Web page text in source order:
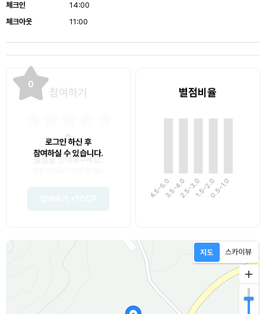
체크인
14:00
체크아웃
11:00
0
참여하기
0
별점을 선택해주세요.
로그인 하신 후
참여하실 수 있습니다.
별점비율
4.5~5.03.5~4.02.5~3.01.5~2.00.5~1.0